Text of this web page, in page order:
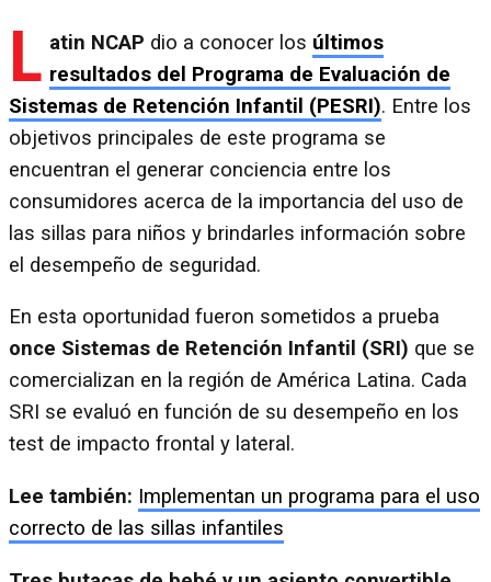
L atin NCAP dio a conocer los últimos
resultados del Programa de Evaluación de
Sistemas de Retención Infantil (PESRI). Entre los
objetivos principales de este programa se
encuentran el generar conciencia entre los
consumidores acerca de la importancia del uso de
las sillas para niños y brindarles información sobre
el desempeño de seguridad.
En esta oportunidad fueron sometidos a prueba
once Sistemas de Retención Infantil (SRI) que se
comercializan en la región de América Latina. Cada
SRI se evaluó en función de su desempeño en los
test de impacto frontal y lateral.
Lee también: Implementan un programa para el uso
correcto de las sillas infantiles